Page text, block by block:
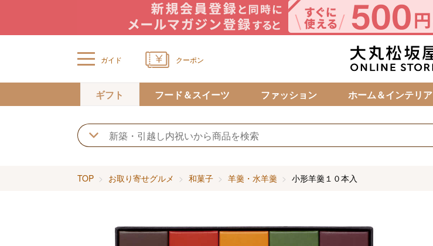
ガイド クーポン
ギフト フード＆スイーツ ファッション ホーム＆インテリア
TOP お取り寄せグルメ 和菓子 羊羹・水羊羹 小形羊羹１０本入